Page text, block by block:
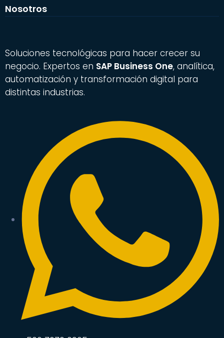
Nosotros
Soluciones tecnológicas para hacer crecer su
negocio. Expertos en SAP Business One, analítica,
automatización y transformación digital para
distintas industrias.